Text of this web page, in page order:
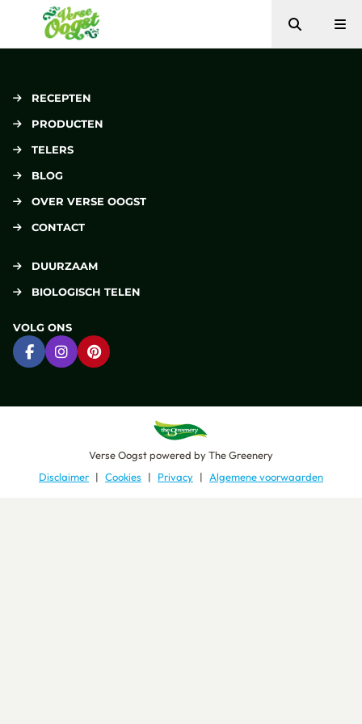
Verse Oogst
Zoeken
RECEPTEN
PRODUCTEN
TELERS
BLOG
OVER VERSE OOGST
CONTACT
DUURZAAM
BIOLOGISCH TELEN
VOLG ONS
Ga naar Facebook
Ga naar Instagram
Ga naar Pinterest
Verse Oogstpowered byThe Greenery
Disclaimer
Cookies Privacy Algemene voorwaarden